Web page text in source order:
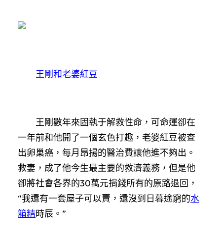
王剛和老婆紅豆
王剛數年來固執于解救性命，可命運卻在
一年前和他開了一個玄色打趣，老婆紅豆被查
出卵巢癌，每月昂揚的醫治費讓他進不夠出。
救妻，成了他今生最主要的救濟義務，但是他
卻將社會各界的30萬元捐錢所有的原路退回，
“我還有一套屋子可以賣，還沒到日暮途窮的水
箱精時辰。”